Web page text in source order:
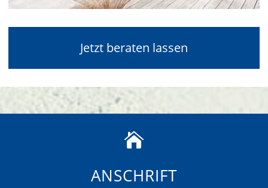
Jetzt beraten lassen

ANSCHRIFT